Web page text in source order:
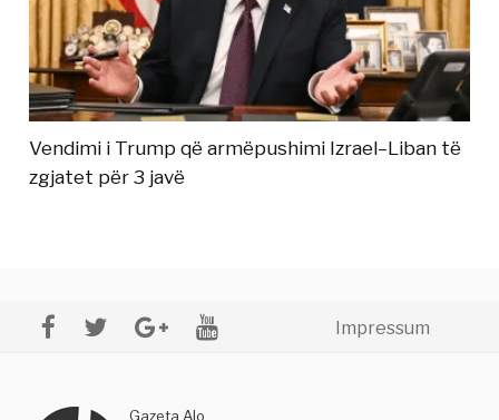
Vendimi i Trump që armëpushimi Izrael–Liban të
zgjatet për 3 javë
Impressum
Gazeta Alo